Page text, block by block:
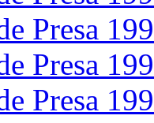
Presa
Presa
Presa